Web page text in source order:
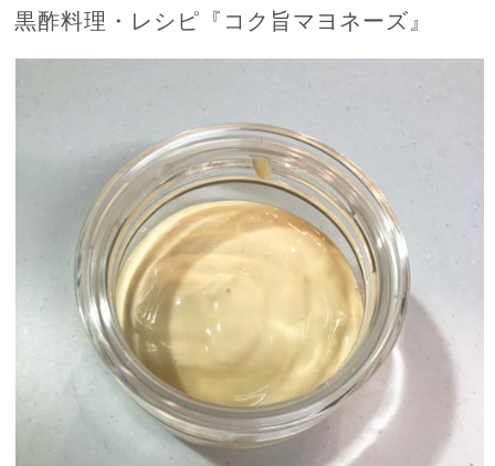
黒酢料理・レシピ『コク旨マヨネーズ』